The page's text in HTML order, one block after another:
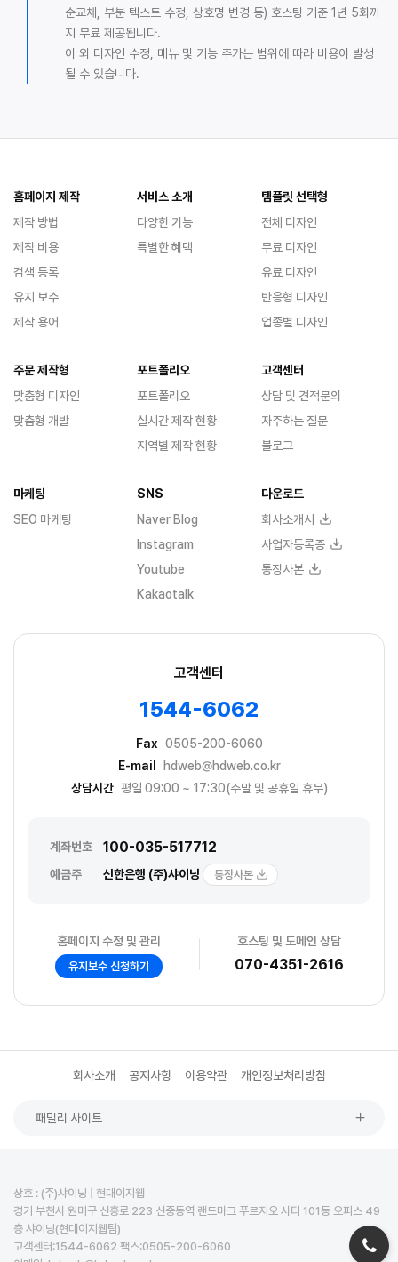
순교체, 부분 텍스트 수정, 상호명 변경 등) 호스팅 기준 1년 5회까
지 무료 제공됩니다.
이 외 디자인 수정, 메뉴 및 기능 추가는 범위에 따라 비용이 발생
될 수 있습니다.
고객센터
1544-6062
Fax 0505-200-6060
E-mail
hdweb@hdweb.co.kr
상담시간 평일 09:00 ~ 17:30(주말 및 공휴일 휴무)
계좌번호 100-035-517712
예금주 신한은행 (주)샤이닝 통장사본
홈페이지 수정 및 관리
유지보수 신청하기
호스팅 및 도메인 상담
070-4351-2616
홈페이지 제작
제작 방법
제작 비용
검색 등록
유지 보수
제작 용어
서비스 소개
다양한 기능
특별한 혜택
템플릿 선택형
전체 디자인
무료 디자인
유료 디자인
반응형 디자인
업종별 디자인
주문 제작형
맞춤형 디자인
맞춤형 개발
포트폴리오
포트폴리오
실시간 제작 현황
지역별 제작 현황
고객센터
상담 및 견적문의
자주하는 질문
블로그
마케팅
SEO 마케팅
SNS
Naver Blog
Instagram
Youtube
Kakaotalk
다운로드
회사소개서
사업자등록증
통장사본
회사소개 공지사항 이용약관 개인정보처리방침
패밀리 사이트
상호 : (주)샤이닝 | 현대이지웹
경기 부천시 원미구 신흥로 223 신중동역 랜드마크 푸르지오 시티 101동 오피스 49
층 샤이닝(현대이지웹팀)
고객센터:1544-6062 팩스:0505-200-6060